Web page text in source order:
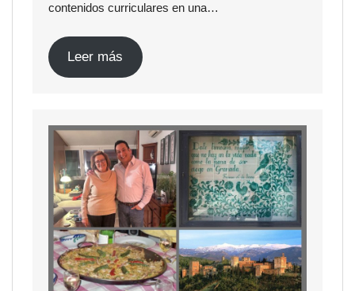
contenidos curriculares en una…
Leer más